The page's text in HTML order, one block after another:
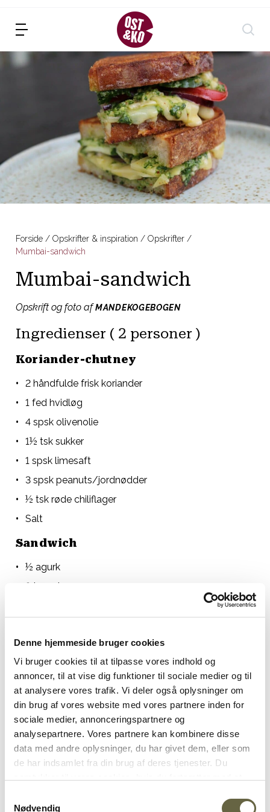
Denne hjemmeside bruger cookies
Vi bruger cookies til at tilpasse vores indhold og
annoncer, til at vise dig funktioner til sociale medier og til
at analysere vores trafik. Vi deler også oplysninger om
din brug af vores website med vores partnere inden for
sociale medier, annonceringspartnere og
analysepartnere. Vores partnere kan kombinere disse
data med andre oplysninger, du har givet dem, eller som
de har indsamlet fra din brug af deres tjenester. Du
anvendes på ostogko.dk og ændre dit samtykke
her
Nødvendig
Forside Opskrifter & inspiration
Opskrifter
Mumbai-sandwich
Mumbai-sandwich
Opskrift og foto afMANDEKOGEBOGEN
Ingredienser ( 2 personer )
Koriander-chutney
2 håndfulde frisk koriander
1 fed hvidløg
4 spsk olivenolie
1½ tsk sukker
1 spsk limesaft
3 spsk peanuts/jordnødder
½ tsk røde chiliflager
Salt
Sandwich
½ agurk
3 tomater
100 g gul fast økologisk øst
1 tsk garam masala
60 g smør til stegning
Sådan gør du
Bland alle ingredienserne til din chutney i enten en lille
skål eller foodprocessor — og blend det til en grov
masse. Der må stadigvæk gerne være konsistens og
knasende. Smag til med salt og stil det til side.
Skær agurk, tomat og rødløg i tynde skiver — stil klar.